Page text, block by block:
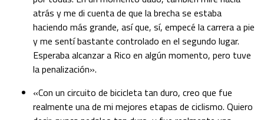
atrás y me di cuenta de que la brecha se estaba
haciendo más grande, así que, sí, empecé la carrera a pie
y me sentí bastante controlado en el segundo lugar.
Esperaba alcanzar a Rico en algún momento, pero tuve
la penalización».
«Con un circuito de bicicleta tan duro, creo que fue
realmente una de mi mejores etapas de ciclismo. Quiero